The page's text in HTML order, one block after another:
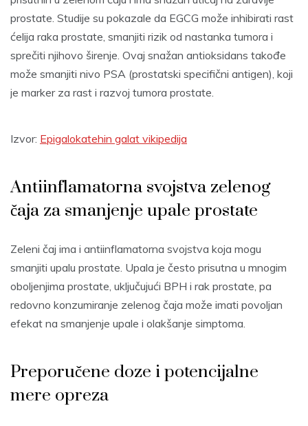
prostate. Studije su pokazale da EGCG može inhibirati rast
ćelija raka prostate, smanjiti rizik od nastanka tumora i
sprečiti njihovo širenje. Ovaj snažan antioksidans takođe
može smanjiti nivo PSA (prostatski specifični antigen), koji
je marker za rast i razvoj tumora prostate.
Izvor: Epigalokatehin galat vikipedija
Antiinflamatorna svojstva zelenog
čaja za smanjenje upale prostate
Zeleni čaj ima i antiinflamatorna svojstva koja mogu
smanjiti upalu prostate. Upala je često prisutna u mnogim
oboljenjima prostate, uključujući BPH i rak prostate, pa
redovno konzumiranje zelenog čaja može imati povoljan
efekat na smanjenje upale i olakšanje simptoma.
Preporučene doze i potencijalne
mere opreza